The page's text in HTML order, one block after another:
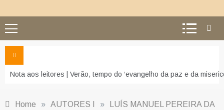
Nota aos leitores | Verão, tempo do ‘evangelho da paz e da
Home » AUTORES I »
LUÍS MANUEL PEREIRA DA